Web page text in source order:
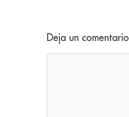
Deja un comentario